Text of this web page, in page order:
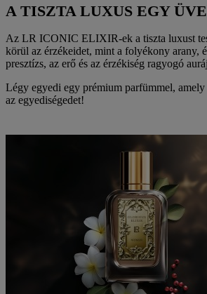
A TISZTA LUXUS EGY
Az LR ICONIC ELIXIR-ek a tiszta luxust
körül az érzékeidet, mint a folyékony arany,
presztízs, az erő és az érzékiség ragyogó
Légy egyedi egy prémium parfümmel,
az egyediségedet!